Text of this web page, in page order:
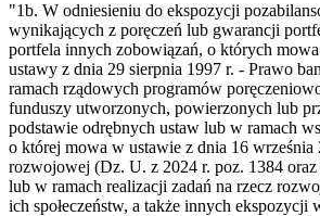
"1b. W odniesieniu do ekspozycji
wynikających z poręczeń lub gwarancji
portfela innych zobowiązań, o których
ustawy z dnia 29 sierpnia 1997 r. - Prawo
ramach rządowych programów
funduszy utworzonych, powierzonych lub
podstawie odrębnych ustaw lub w ramach
o której mowa w ustawie z dnia 16 września
rozwojowej (Dz. U. z 2024 r. poz. 1384 oraz
lub w ramach realizacji zadań na rzecz
ich społeczeństw, a także innych ekspozycji